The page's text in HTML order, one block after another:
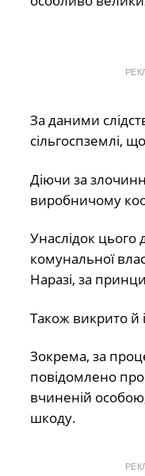
За даними
сільгоспземлі,
Діючи за
виробничому
Унаслідок цього
комунальної
Наразі, за
Також викрито й
Зокрема, за
повідомлено про
вчиненій
шкоду.